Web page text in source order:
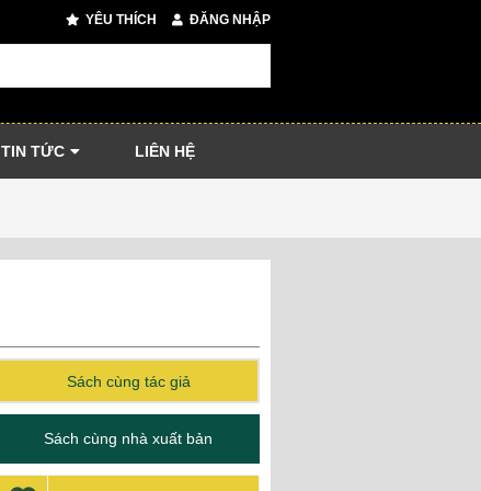
YÊU THÍCH ĐĂNG NHẬP
TIN TỨC LIÊN HỆ
Sách cùng tác giả
Sách cùng nhà xuất bản